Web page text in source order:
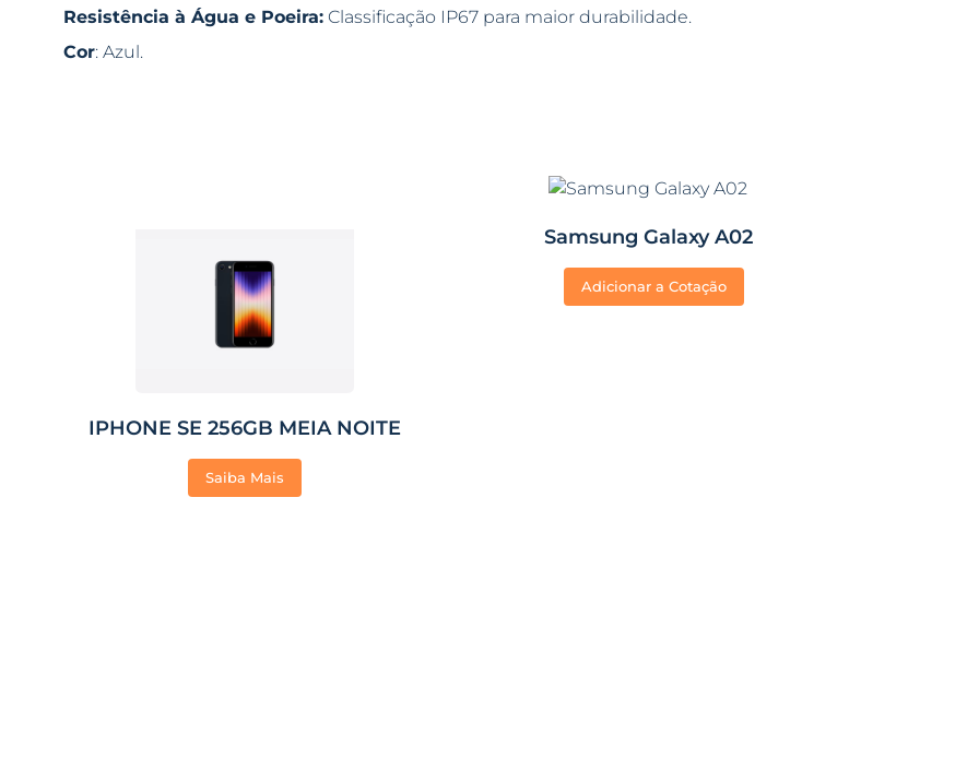
Resistência à Água e Poeira:Classificação IP67 para maior durabilidade.
Cor: Azul.
IPHONE SE 256GB MEIA NOITE
Saiba Mais
Samsung Galaxy A02
Adicionar a Cotação